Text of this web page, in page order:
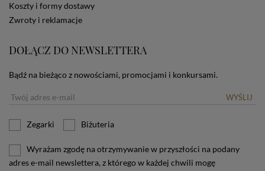
Koszty i formy dostawy
Zwroty i reklamacje
DOŁĄCZ DO NEWSLETTERA
Bądź na bieżąco z nowościami, promocjami i konkursami.
WYŚLIJ
Zegarki Biżuteria
Wyrażam zgodę na otrzymywanie w przyszłości na podany
adres e-mail newslettera, z którego w każdej chwili mogę